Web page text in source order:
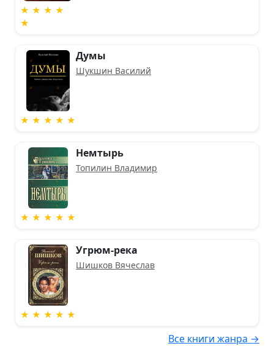
★ ★ ★ ★
★
★ ★ ★ ★ ★
Думы
Шукшин Василий
★ ★ ★ ★ ★
Немтырь
Топилин Владимир
★ ★ ★ ★ ★
Угрюм-река
Шишков Вячеслав
Все книги жанра →